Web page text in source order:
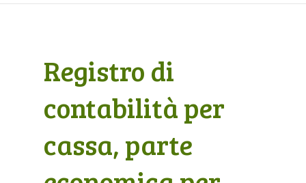
Registro di
contabilità per
cassa, parte